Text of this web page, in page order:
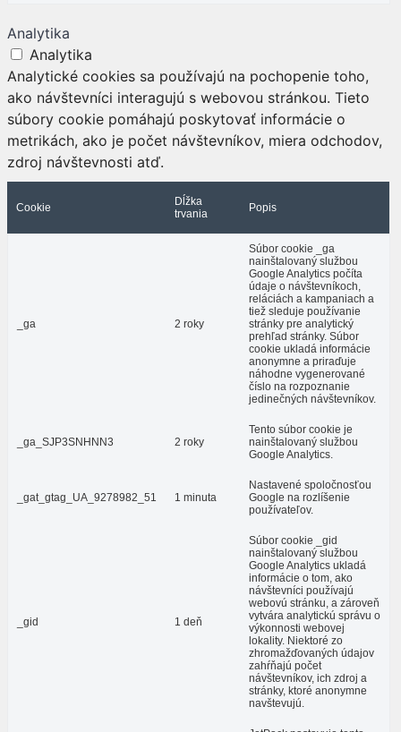
Analytika
Analytika
Analytické cookies sa používajú na pochopenie toho,
ako návštevníci interagujú s webovou stránkou. Tieto
súbory cookie pomáhajú poskytovať informácie o
metrikách, ako je počet návštevníkov, miera odchodov,
zdroj návštevnosti atď.
Cookie
Dĺžka
trvania
Popis
_ga 2 roky
Súbor cookie _ga
nainštalovaný službou
Google Analytics počíta
údaje o návštevníkoch,
reláciách a kampaniach a
tiež sleduje používanie
stránky pre analytický
prehľad stránky. Súbor
cookie ukladá informácie
anonymne a priraďuje
náhodne vygenerované
číslo na rozpoznanie
jedinečných návštevníkov.
_ga_SJP3SNHNN3 2 roky
Tento súbor cookie je
nainštalovaný službou
Google Analytics.
_gat_gtag_UA_9278982_51 1 minuta
Nastavené spoločnosťou
Google na rozlíšenie
používateľov.
_gid 1 deň
Súbor cookie _gid
nainštalovaný službou
Google Analytics ukladá
informácie o tom, ako
návštevníci používajú
webovú stránku, a zároveň
vytvára analytickú správu o
výkonnosti webovej
lokality. Niektoré zo
zhromažďovaných údajov
zahŕňajú počet
návštevníkov, ich zdroj a
stránky, ktoré anonymne
navštevujú.